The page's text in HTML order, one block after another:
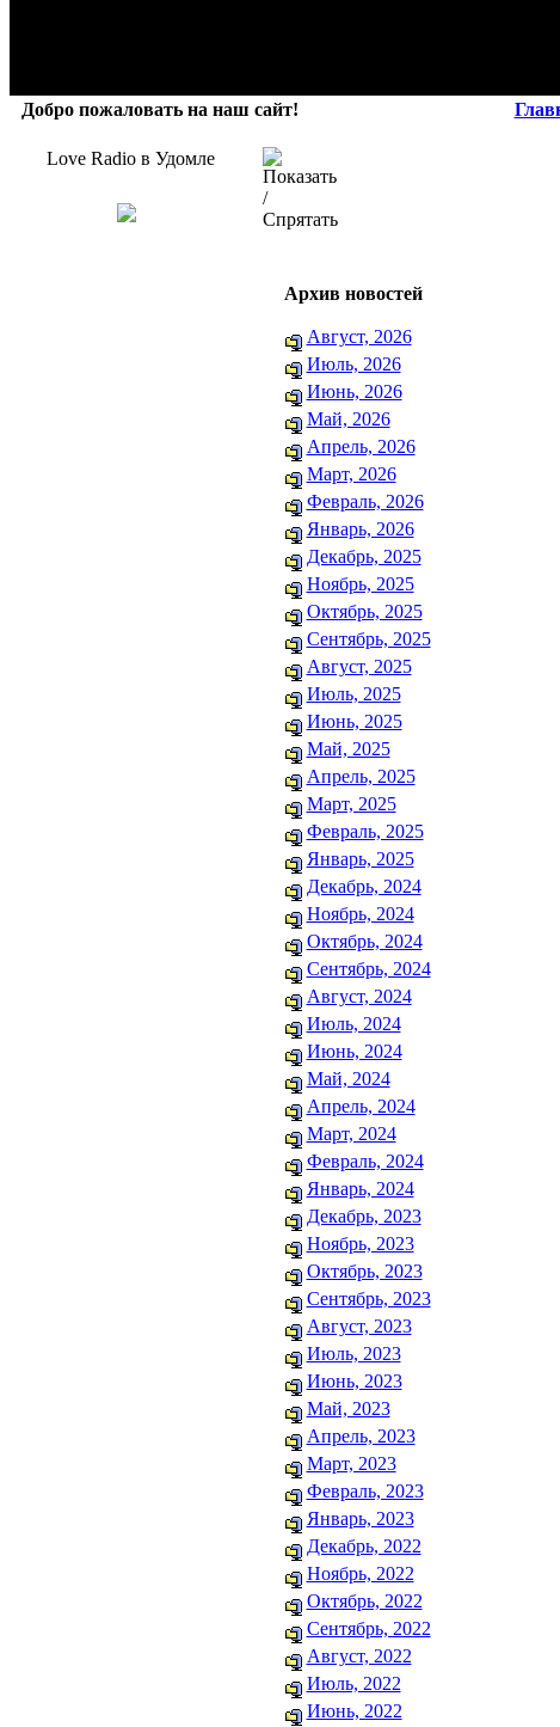
Добро пожаловать на наш сайт!
Love Radio в Удомле
Архив новостей
Август, 2026
Июль, 2026
Июнь, 2026
Май, 2026
Апрель, 2026
Март, 2026
Февраль, 2026
Январь, 2026
Декабрь, 2025
Ноябрь, 2025
Октябрь, 2025
Сентябрь, 2025
Август, 2025
Июль, 2025
Июнь, 2025
Май, 2025
Апрель, 2025
Март, 2025
Февраль, 2025
Январь, 2025
Декабрь, 2024
Ноябрь, 2024
Октябрь, 2024
Сентябрь, 2024
Август, 2024
Июль, 2024
Июнь, 2024
Май, 2024
Апрель, 2024
Март, 2024
Февраль, 2024
Январь, 2024
Декабрь, 2023
Ноябрь, 2023
Октябрь, 2023
Сентябрь, 2023
Август, 2023
Июль, 2023
Июнь, 2023
Май, 2023
Апрель, 2023
Март, 2023
Февраль, 2023
Январь, 2023
Декабрь, 2022
Ноябрь, 2022
Октябрь, 2022
Сентябрь, 2022
Август, 2022
Июль, 2022
Июнь, 2022